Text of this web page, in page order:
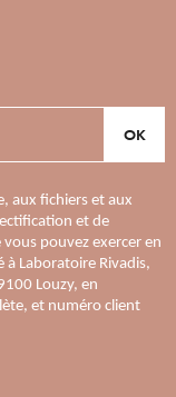
OK
aux fichiers et aux
et de
pouvez exercer en
à Laboratoire Rivadis,
Louzy, en
et numéro client